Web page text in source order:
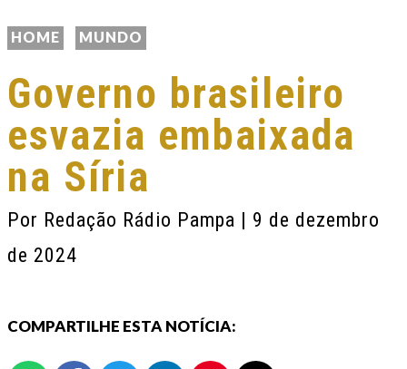
HOME MUNDO
Governo brasileiro
esvazia embaixada
na Síria
Por Redação Rádio Pampa | 9 de dezembro
de 2024
COMPARTILHE ESTA NOTÍCIA: